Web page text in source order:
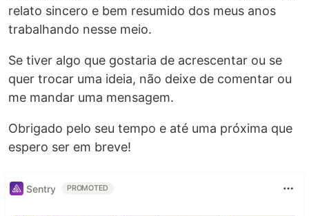
relato sincero e bem resumido dos meus anos
trabalhando nesse meio.
Se tiver algo que gostaria de acrescentar ou se
quer trocar uma ideia, não deixe de comentar ou
me mandar uma mensagem.
Obrigado pelo seu tempo e até uma próxima que
espero ser em breve!
Sentry PROMOTED